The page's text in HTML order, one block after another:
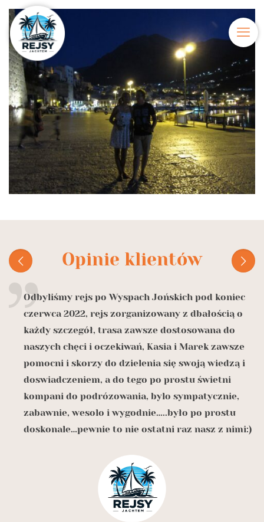
Opinie klientów
Odbyliśmy rejs po Wyspach Jońskich pod koniec
czerwca 2022, rejs zorganizowany z dbałością o
każdy szczegół, trasa zawsze dostosowana do
naszych chęci i oczekiwań, Kasia i Marek zawsze
pomocni i skorzy do dzielenia się swoją wiedzą i
doswiadczeniem, a do tego po prostu świetni
kompani do podrózowania, bylo sympatycznie,
zabawnie, wesolo i wygodnie…..było po prostu
doskonale…pewnie to nie ostatni raz nasz z nimi:)